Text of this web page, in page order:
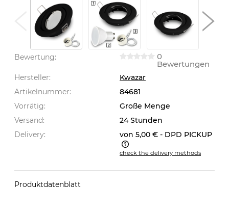
Bewertung: 0
Bewertungen
Hersteller:
Kwazar
Artikelnummer:
84681
Vorrätig:
Große Menge
Versand:
24 Stunden
Delivery:
von 5,00 € - DPD PICKUP
The price does not include any possible payment
check the delivery methods
Produktdatenblatt